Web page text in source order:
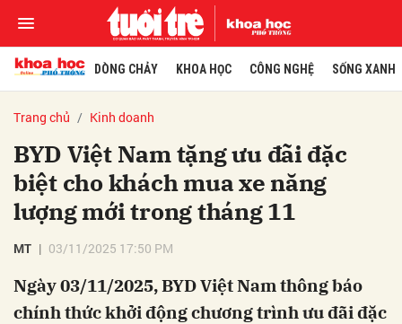
DÒNG CHẢY KHOA HỌC CÔNG NGHỆ SỐNG XANH
Trang chủ Kinh doanh
BYD Việt Nam tặng ưu đãi đặc
biệt cho khách mua xe năng
lượng mới trong tháng 11
MT 03/11/2025 17:50 PM
Ngày 03/11/2025, BYD Việt Nam thông báo
chính thức khởi động chương trình ưu đãi đặc